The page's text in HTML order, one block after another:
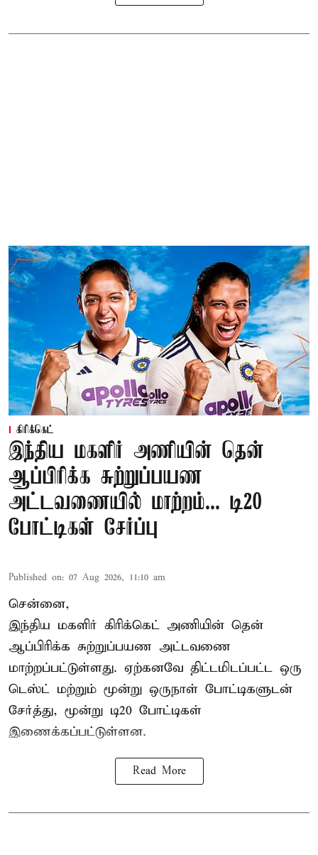
கிரிக்கெட்
இந்திய மகளிர் அணியின் தென்
ஆப்பிரிக்க சுற்றுப்பயண
அட்டவணையில் மாற்றம்... டி20
போட்டிகள் சேர்ப்பு
Published on: 07 Aug 2026, 11:10 am
சென்னை,
இந்திய மகளிர் கிரிக்கெட் அணியின் தென்
ஆப்பிரிக்க சுற்றுப்பயண அட்டவணை
மாற்றப்பட்டுள்ளது. ஏற்கனவே திட்டமிடப்பட்ட ஒரு
டெஸ்ட் மற்றும் மூன்று ஒருநாள் போட்டிகளுடன்
சேர்த்து, மூன்று டி20 போட்டிகள்
இணைக்கப்பட்டுள்ளன.
Read More